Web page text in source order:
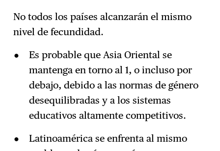
No todos los países alcanzarán el mismo
nivel de fecundidad.
Es probable que Asia Oriental se
mantenga en torno al 1, o incluso por
debajo, debido a las normas de género
desequilibradas y a los sistemas
educativos altamente competitivos.
Latinoamérica se enfrenta al mismo